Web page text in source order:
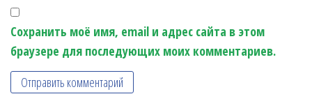
Сохранить моё имя, email и адрес сайта в этом
браузере для последующих моих комментариев.